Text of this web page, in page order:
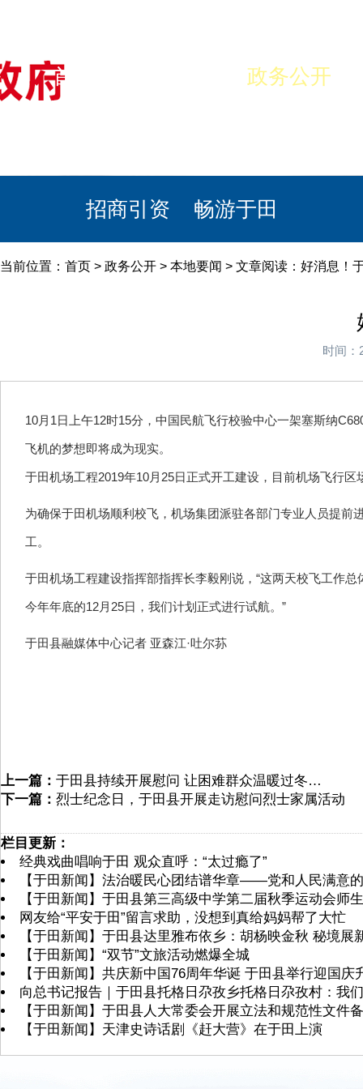
首页 政务公开
招商引资 畅游于田
当前位置： 首页 > 政务公开 > 本地要闻 > 文章阅读：好消息！
时间：
10月1日上午12时15分，中国民航飞行校验中心一架塞斯纳
飞机的梦想即将成为现实。
于田机场工程2019年10月25日正式开工建设，目前机场飞行
为确保于田机场顺利校飞，机场集团派驻各部门专业人员提
工。
于田机场工程建设指挥部指挥长李毅刚说，“这两天校飞工作
今年年底的12月25日，我们计划正式进行试航。”
于田县融媒体中心记者 亚森江·吐尔荪
上一篇： 于田县持续开展慰问 让困难群众温暖过冬…
下一篇： 烈士纪念日，于田县开展走访慰问烈士家属活动
栏目更新：
经典戏曲唱响于田 观众直呼：“太过瘾了”
【于田新闻】法治暖民心团结谱华章——党和人民满意
【于田新闻】于田县第三高级中学第二届秋季运动会师
网友给“平安于田”留言求助，没想到真给妈妈帮了大忙
【于田新闻】于田县达里雅布依乡：胡杨映金秋 秘境展
【于田新闻】“双节”文旅活动燃爆全城
【于田新闻】共庆新中国76周年华诞 于田县举行迎国庆
向总书记报告｜于田县托格日尕孜乡托格日尕孜村：我
【于田新闻】于田县人大常委会开展立法和规范性文件
【于田新闻】天津史诗话剧《赶大营》在于田上演